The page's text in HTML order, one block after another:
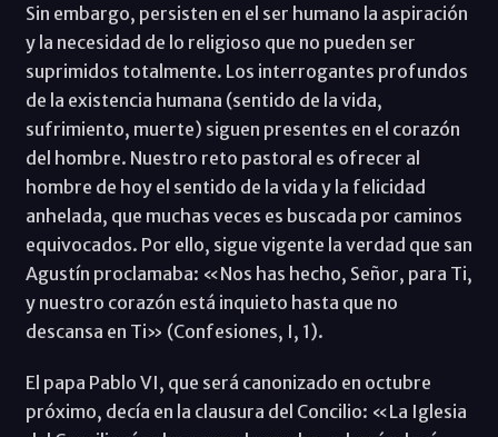
Sin embargo, persisten en el ser humano la aspiración
y la necesidad de lo religioso que no pueden ser
suprimidos totalmente. Los interrogantes profundos
de la existencia humana (sentido de la vida,
sufrimiento, muerte) siguen presentes en el corazón
del hombre. Nuestro reto pastoral es ofrecer al
hombre de hoy el sentido de la vida y la felicidad
anhelada, que muchas veces es buscada por caminos
equivocados. Por ello, sigue vigente la verdad que san
Agustín proclamaba: «Nos has hecho, Señor, para Ti,
y nuestro corazón está inquieto hasta que no
descansa en Ti» (Confesiones, I, 1).
El papa Pablo VI, que será canonizado en octubre
próximo, decía en la clausura del Concilio: «La Iglesia